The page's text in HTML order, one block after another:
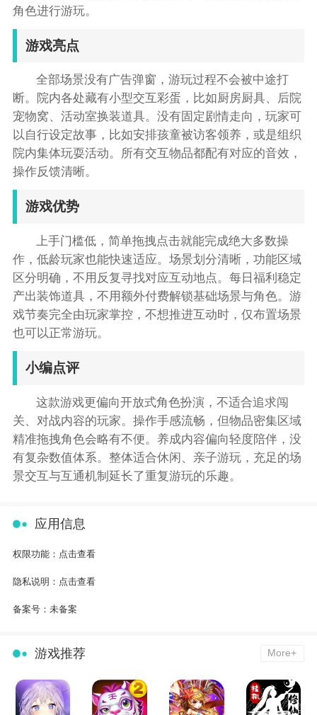
角色进行游玩。
游戏亮点
全部场景没有广告弹窗，游玩过程不会被中途打
断。院内各处藏有小型交互彩蛋，比如厨房厨具、后院
宠物窝、活动室换装道具。没有固定剧情走向，玩家可
以自行设定故事，比如安排孩童被访客领养，或是组织
院内集体玩耍活动。所有交互物品都配有对应的音效，
操作反馈清晰。
游戏优势
上手门槛低，简单拖拽点击就能完成绝大多数操
作，低龄玩家也能快速适应。场景划分清晰，功能区域
区分明确，不用反复寻找对应互动地点。每日福利稳定
产出装饰道具，不用额外付费解锁基础场景与角色。游
戏节奏完全由玩家掌控，不想推进互动时，仅布置场景
也可以正常游玩。
小编点评
这款游戏更偏向开放式角色扮演，不适合追求闯
关、对战内容的玩家。操作手感流畅，但物品密集区域
精准拖拽角色会略有不便。养成内容偏向轻度陪伴，没
有复杂数值体系。整体适合休闲、亲子游玩，充足的场
景交互与互通机制延长了重复游玩的乐趣。
应用信息
权限功能： 点击查看
隐私说明： 点击查看
备案号： 未备案
游戏推荐 More+